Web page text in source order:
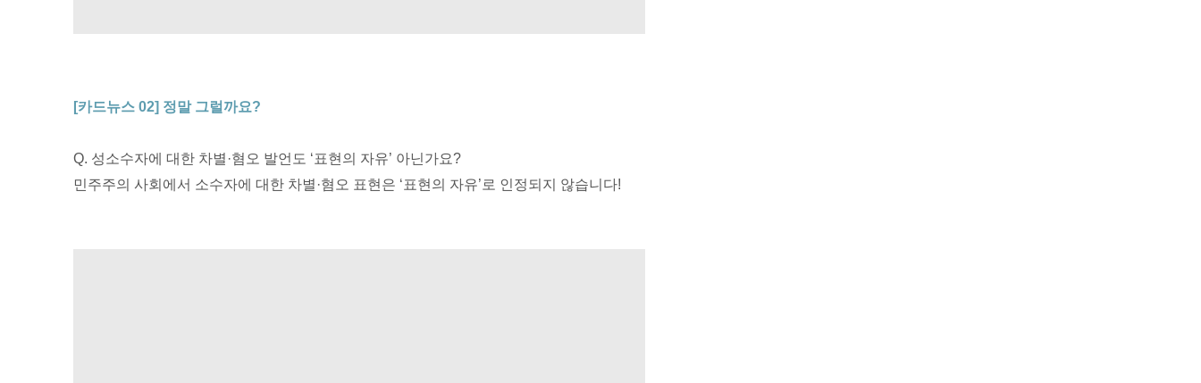
[카드뉴스 02] 정말 그럴까요?
Q. 성소수자에 대한 차별·혐오 발언도 ‘표현의 자유’ 아닌가요?
민주주의 사회에서 소수자에 대한 차별·혐오 표현은 ‘표현의 자유’로 인정되지 않습니다!